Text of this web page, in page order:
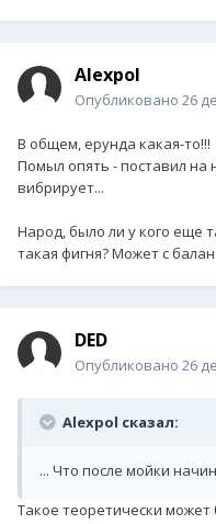
Alexpol
Опубликовано 26
В общем, ерунда какая-то!!!
Помыл опять - поставил на
вибрирует...
Народ, было ли у кого еще
такая фигня? Может с
DED
Опубликовано 26
Alexpol сказал:
... Что после мойки
Такое теоретически